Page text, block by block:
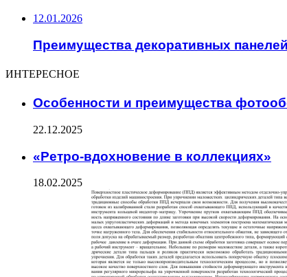
12.01.2026
Преимущества декоративных
ИНТЕРЕСНОЕ
Особенности и преимущества
22.12.2025
«Ретро-вдохновение в коллекциях»
18.02.2025